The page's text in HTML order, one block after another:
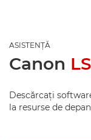
ASISTENŢĂ
Canon
Descărcaţi
la resurse de